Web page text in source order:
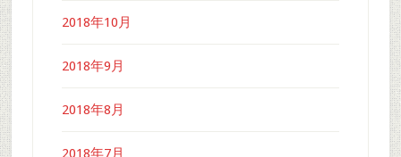
2018年10月
2018年9月
2018年8月
2018年7月